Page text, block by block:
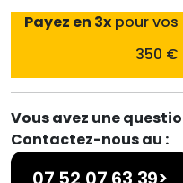
Payez en 3x pour
350 €
Vous avez une
Contactez-nous au :